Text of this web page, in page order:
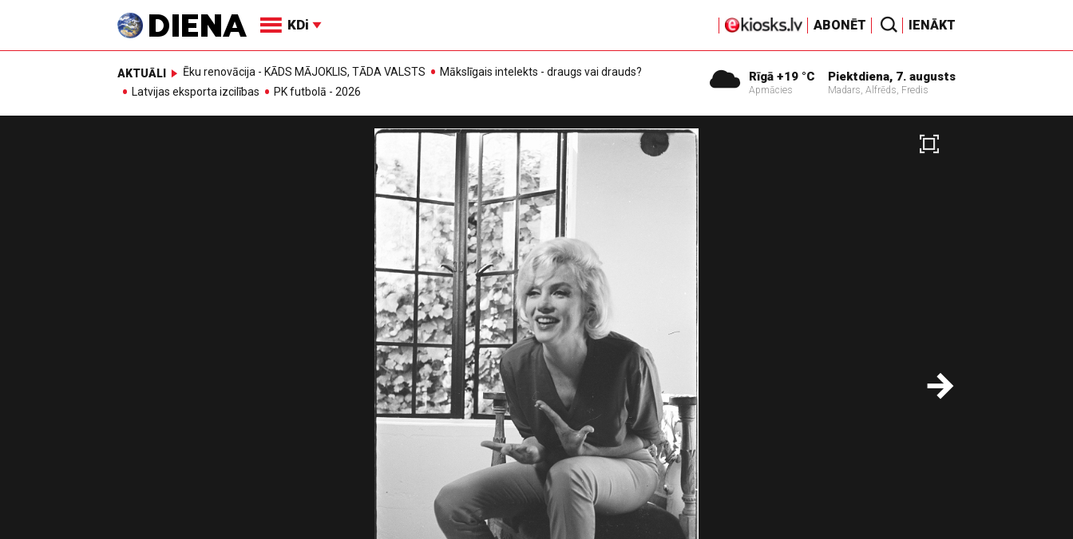
KDi ABONĒT IENĀKT
AKTUĀLI Ēku renovācija - KĀDS MĀJOKLIS, TĀDA VALSTS
Mākslīgais intelekts - draugs vai drauds?
Latvijas eksporta izcilības
PK futbolā - 2026
Rīgā +19 °C
Apmācies
Piektdiena, 7. augusts
Madars, Alfrēds, Fredis